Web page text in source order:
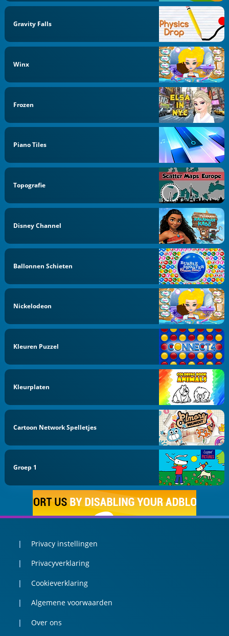
Gravity Falls
Winx
Frozen
Piano Tiles
Topografie
Disney Channel
Ballonnen Schieten
Nickelodeon
Kleuren Puzzel
Kleurplaten
Cartoon Network Spelletjes
Groep 1
Privacy instellingen
Privacyverklaring
Cookieverklaring
Algemene voorwaarden
Over ons